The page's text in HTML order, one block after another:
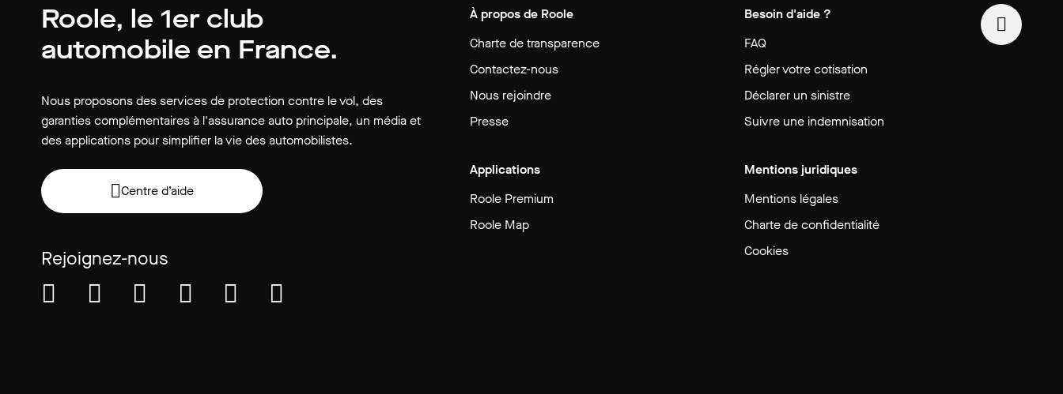
Roole, le 1er club
automobile en France.
Nous proposons des services de protection contre le vol, des
garanties complémentaires à l'assurance auto principale, un média et
des applications pour simplifier la vie des automobilistes.
Centre d’aide
Rejoignez-nous
À propos de Roole
Charte de transparence
Contactez-nous
Nous rejoindre
Presse
Besoin d'aide ?
FAQ
Régler votre cotisation
Déclarer un sinistre
Suivre une indemnisation
Applications
Roole Premium
Roole Map
Mentions juridiques
Mentions légales
Charte de confidentialité
Cookies